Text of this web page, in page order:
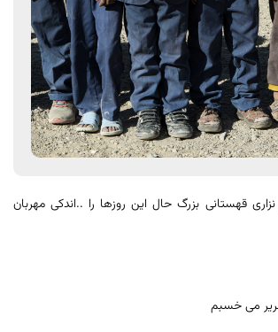
قهستانی بزرگ حال این روزها را ..اندکی مهربان
می خسبم